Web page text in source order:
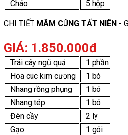
Cháo
5 hộp
CHI TIẾT MÂM CÚNG TẤT NIÊN -
GIÁ: 1.850.000đ
Trái cây ngũ quả
1 phần
Hoa cúc kim cương
1 bó
Nhang rồng phụng
1 bó
Nhang tép
1 bó
Đèn cầy
2 ly
Gạo
1 gói